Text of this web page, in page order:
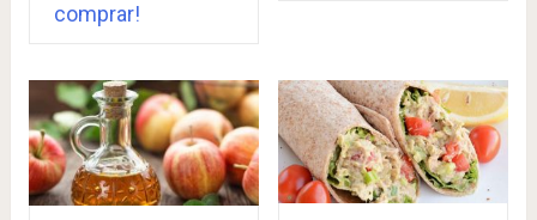
comprar!